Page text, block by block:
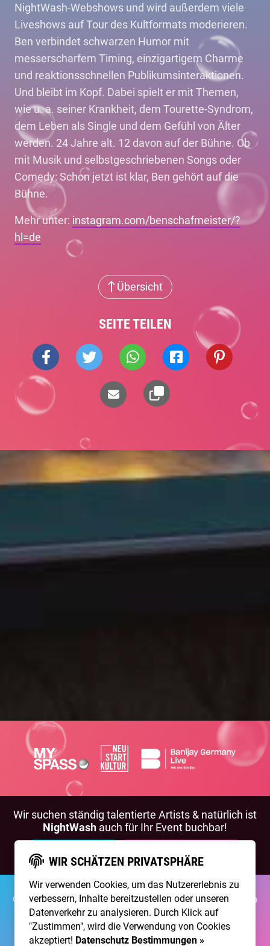
NightWash-Webshows und wird außerdem viele
Liveshows auf Tour des Kultformats moderieren.
Ben verbindet schwarzen Humor mit
messerscharfem Timing, einzigartigem Charme
und reaktionsschnellen Publikumsinteraktionen.
Und bleibt im Kopf. Dabei spielt er mit Themen,
wie u. a. seiner Krankheit, dem Tourette-Syndrom,
dem Leben als Single und dem Gefühl von Älter
werden. 24 Jahre alt. 12 davon auf der Bühne. Ob
mit Musik und selbstgeschriebenen Songs oder
Comedy: Schon jetzt ist klar, Ben gehört auf die
Bühne.
Mehr unter: instagram.com/benschafmeister/?
hl=de
Übersicht
SEITE TEILEN
Wir suchen ständig talentierte Artists & natürlich ist
NightWash auch für Ihr Event buchbar!
©2026 Brainpool LiveÜber UnsKontaktMembership
ImpressumDatenschutz
Erstellt mit von 300 Design
WIR SCHÄTZEN PRIVATSPHÄRE
Wir verwenden Cookies, um das Nutzererlebnis zu
verbessern, Inhalte bereitzustellen oder unseren
Datenverkehr zu analysieren. Durch Klick auf
"Zustimmen", wird die Verwendung von Cookies
akzeptiert! Datenschutz Bestimmungen »